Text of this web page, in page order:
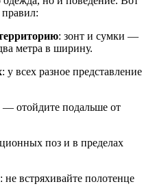
: зонт и сумки —
метра в ширину.
: у всех разное представление
— отойдите подальше от
поз и в пределах
: не встряхивайте полотенце